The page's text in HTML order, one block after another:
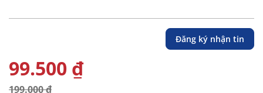
Đăng ký nhận tin
99.500 ₫
199.000 ₫